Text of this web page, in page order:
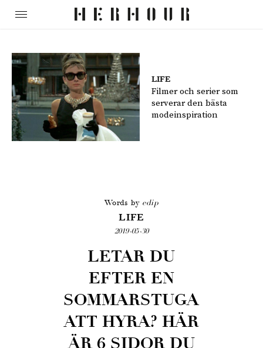
LIFE
Filmer och serier som
serverar den bästa
modeinspiration
Words by edip
LIFE
2019-05-30
LETAR DU
EFTER EN
SOMMARSTUGA
ATT HYRA? HÄR